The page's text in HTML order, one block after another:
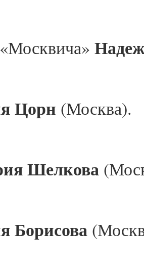
Цорн (Москва).
Шелкова
Борисова